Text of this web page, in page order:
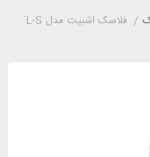
/ فلاسک اشبیت مدل ESBIT VF1000TL-S گنجایش 1000 میلی لیتر